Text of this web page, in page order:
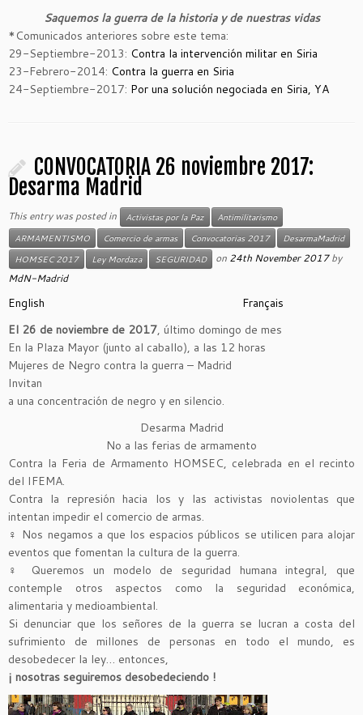
Saquemos la guerra de la historia y de nuestras vidas
* Comunicados anteriores sobre este tema:
29-Septiembre-2013: Contra la intervención militar en Siria
23-Febrero-2014: Contra la guerra en Siria
24-Septiembre-2017: Por una solución negociada en Siria, YA
CONVOCATORIA 26 noviembre 2017:
Desarma Madrid
This entry was posted in Activistas por la Paz
Antimilitarismo
ARMAMENTISMO
Comercio de armas Convocatorias 2017
DesarmaMadrid
HOMSEC 2017
Ley Mordaza SEGURIDAD on 24th November 2017 by
MdN-Madrid
English
Français
El 26 de noviembre de 2017, último domingo de mes
En la Plaza Mayor (junto al caballo), a las 12 horas
Mujeres de Negro contra la guerra – Madrid
Invitan
a una concentración de negro y en silencio.
Desarma Madrid
No a las ferias de armamento
Contra la Feria de Armamento HOMSEC, celebrada en el recinto
del IFEMA.
Contra la represión hacia los y las activistas noviolentas que
intentan impedir el comercio de armas.
♀ Nos negamos a que los espacios públicos se utilicen para alojar
eventos que fomentan la cultura de la guerra.
♀ Queremos un modelo de seguridad humana integral, que
contemple otros aspectos como la seguridad económica,
alimentaria y medioambiental.
Si denunciar que los señores de la guerra se lucran a costa del
sufrimiento de millones de personas en todo el mundo, es
desobedecer la ley… entonces,
¡ nosotras seguiremos desobedeciendo !